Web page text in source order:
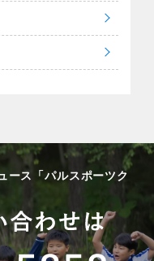
ース「パルスポーツク